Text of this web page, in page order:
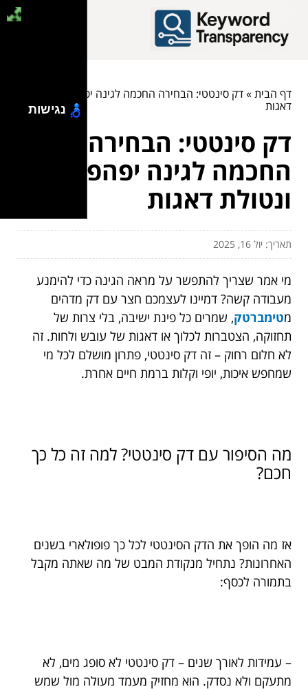
דף הבית»דק סינטטי: הבחירה החכמה לגינה יפהפייה ונטולת
דאגות
דק סינטטי: הבחירה
החכמה לגינה יפהפייה
ונטולת דאגות
תאריך: יול 16, 2025
מי אמר שצריך להתפשר על מראה הגינה כדי להימנע
מעבודה קשה? דמיינו לעצמכם חצר עם דק מדהים
מטימברטק, שמרים כל פינת ישיבה, בלי צרות של
תחזוקה, הצטברות לכלוך או דאגות של עובש ולחות. זה
לא חלום רחוק – זה דק סינטטי, פתרון מושלם לכל מי
שמחפש איכות, יופי וקלות ברמת חיים אחרת.
מה הסיפור עם דק סינטטי? למה זה כל כך
חכם?
אז מה הופך את הדק הסינטטי לכל כך פופולארי בשנים
האחרונות? נתחיל מנקודת המבט של מה שאתה מקבל
בתמורה לכסף:
– עמידות לאורך שנים – דק סינטטי לא סופג מים, לא
מתעקם ולא נסדק. הוא מחזיק מעמד מעולה מול שמש
נגישות